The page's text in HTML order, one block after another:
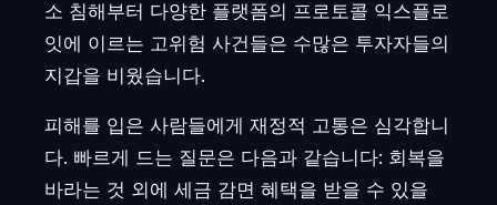
소 침해부터 다양한 플랫폼의 프로토콜 익스플로
잇에 이르는 고위험 사건들은 수많은 투자자들의
지갑을 비웠습니다.
피해를 입은 사람들에게 재정적 고통은 심각합니
다. 빠르게 드는 질문은 다음과 같습니다: 회복을
바라는 것 외에 세금 감면 혜택을 받을 수 있을